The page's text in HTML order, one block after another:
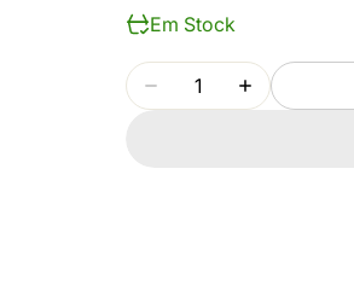
Em Stock
Diminuir
Quantidade
Aumentar